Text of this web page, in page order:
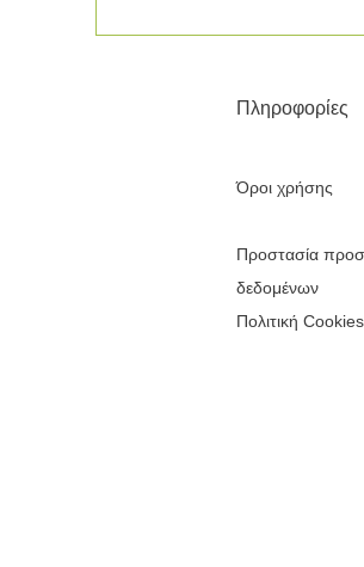
Πληροφορίες
Όροι χρήσης
Προστασία
δεδομένων
Πολιτική Cookies